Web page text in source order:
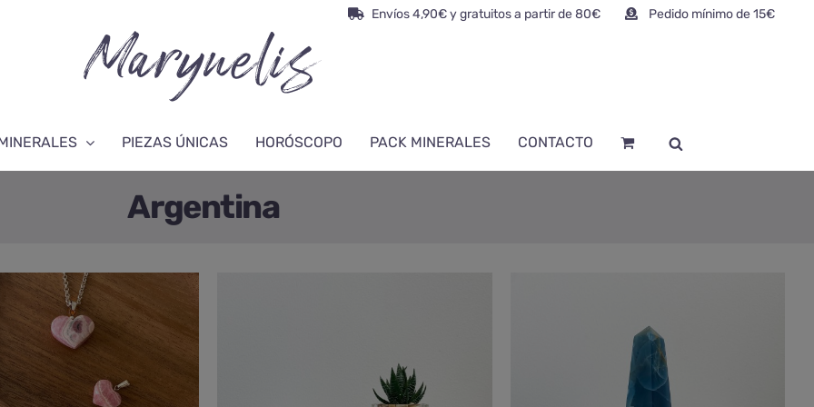
Envíos 4,90€ y gratuitos a partir de 80€ Pedido mínimo de 15€
PIEZAS ÚNICAS HORÓSCOPO PACK MINERALES CONTACTO
Argentina